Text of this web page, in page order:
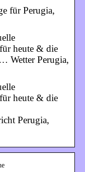
für Perugia,
heute & die
Wetter Perugia,
heute & die
Perugia,